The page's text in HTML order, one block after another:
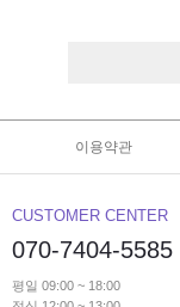
이용약관
CUSTOMER CENTER
070-7404-5585
평일 09:00 ~ 18:00